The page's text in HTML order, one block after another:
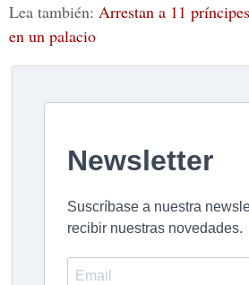
Lea también: Arrestan a 11
en un palacio